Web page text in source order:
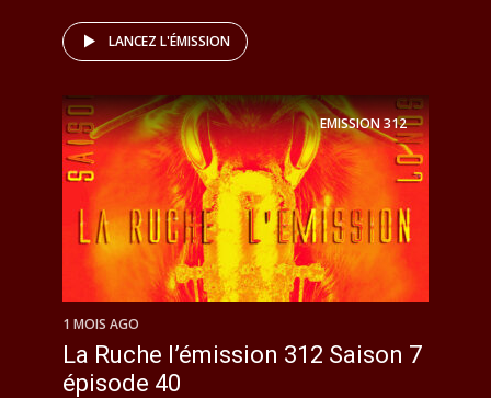
LANCEZ L'ÉMISSION
EMISSION312
1 MOIS AGO
La Ruche l’émission 312 Saison 7
épisode 40